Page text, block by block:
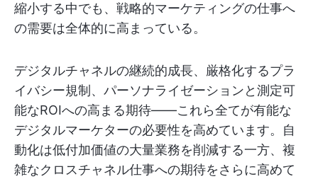
縮小する中でも、戦略的マーケティングの仕事へ
の需要は全体的に高まっている。
デジタルチャネルの継続的成長、厳格化するプラ
イバシー規制、パーソナライゼーションと測定可
能なROIへの高まる期待——これら全てが有能な
デジタルマーケターの必要性を高めています。自
動化は低付加価値の大量業務を削減する一方、複
雑なクロスチャネル仕事への期待をさらに高めて